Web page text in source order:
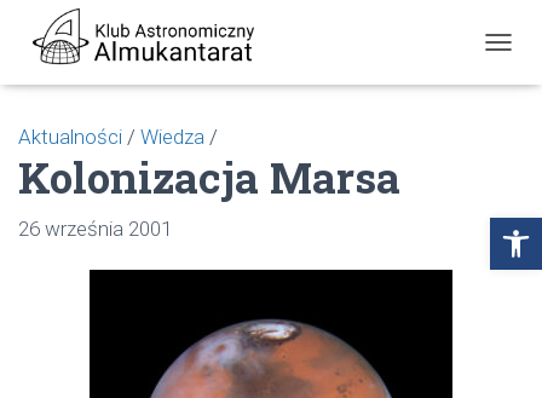
Open toolbar
R
N
Aktualności / Wiedza /
Kolonizacja Marsa
26 września 2001